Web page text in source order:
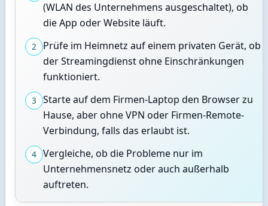
(WLAN des Unternehmens ausgeschaltet), ob
die App oder Website läuft.
2
Prüfe im Heimnetz auf einem privaten Gerät, ob
der Streamingdienst ohne Einschränkungen
funktioniert.
3
Starte auf dem Firmen-Laptop den Browser zu
Hause, aber ohne VPN oder Firmen-Remote-
Verbindung, falls das erlaubt ist.
4 Vergleiche, ob die Probleme nur im
Unternehmensnetz oder auch außerhalb
auftreten.